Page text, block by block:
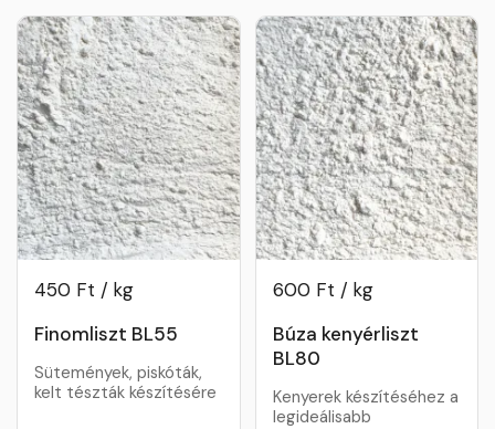
450 Ft / kg
Finomliszt BL55
Sütemények, piskóták,
kelt tészták készítésére
600 Ft / kg
Búza kenyérliszt
BL80
Kenyerek készítéséhez a
legideálisabb